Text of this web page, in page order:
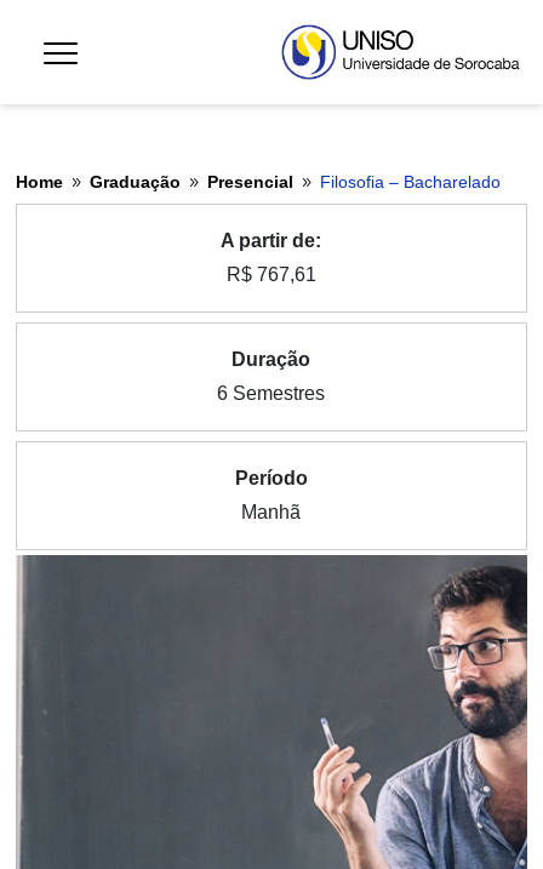
Home 9 Graduação 9 Presencial 9 Filosofia – Bacharelado
A partir de:
R$ 767,61
Duração
6 Semestres
Período
Manhã